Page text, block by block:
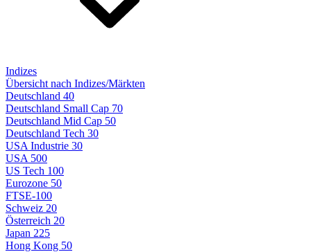
Indizes
Übersicht nach Indizes/Märkten
Deutschland 40
Deutschland Small Cap 70
Deutschland Mid Cap 50
Deutschland Tech 30
USA Industrie 30
USA 500
US Tech 100
Eurozone 50
FTSE-100
Schweiz 20
Österreich 20
Japan 225
Hong Kong 50